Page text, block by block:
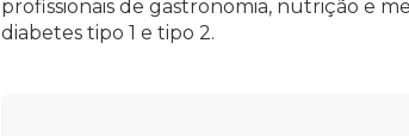
profissionais de gastronomia, nutrição e
diabetes tipo 1 e tipo 2.